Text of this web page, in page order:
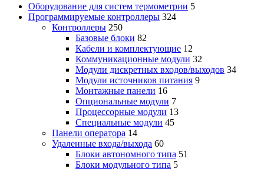
Оборудование для систем термометрии 5
Программируемые контроллеры 324
Контроллеры 250
Базовые блоки 82
Кабели и комплектующие 12
Коммуникационные модули 32
Модули дискретных входов/выходов 34
Модули источников питания 9
Монтажные панели 16
Опциональные модули 7
Процессорные модули 13
Специальные модули 45
Панели оператора 14
Удаленные входа/выхода 60
Блоки автономного типа 51
Блоки модульного типа 5